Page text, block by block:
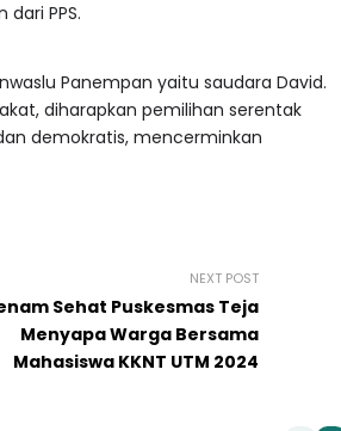
PPS.
Panempan yaitu saudara David.
diharapkan pemilihan serentak
demokratis, mencerminkan
NEXT POST
Sehat Puskesmas Teja
Menyapa Warga Bersama
Mahasiswa KKNT UTM 2024